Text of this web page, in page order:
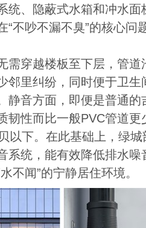
统、隐蔽式水箱和冲水
“不吵不漏不臭”的核心问
需穿越楼板至下层，管
邻里纠纷，同时便于卫
静音方面，即便是普通
韧性而比一般PVC管道
以下。在此基础上，绿
系统，能有效降低排水
不闻”的宁静居住环境。